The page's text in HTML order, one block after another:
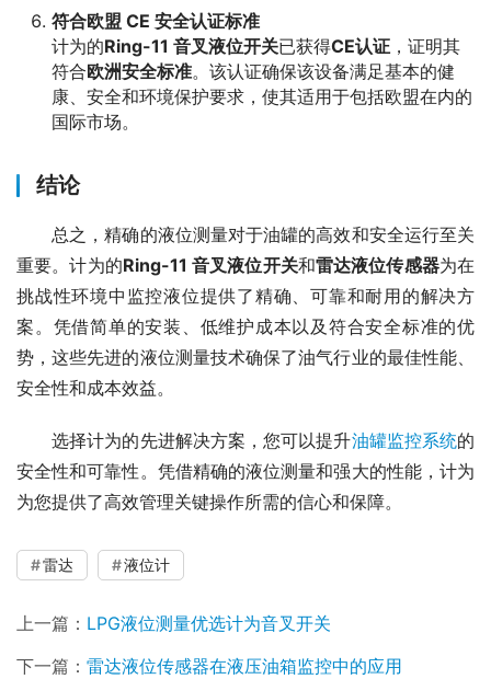
符合欧盟 CE 安全认证标准
计为的Ring-11 音叉液位开关已获得CE认证 ，证明其
符合欧洲安全标准。该认证确保该设备满足基本的健
康、安全和环境保护要求，使其适用于包括欧盟在内的
国际市场。
结论
总之，精确的液位测量对于油罐的高效和安全运行至关
重要。计为的Ring-11 音叉液位开关和雷达液位传感器为在
挑战性环境中监控液位提供了精确、可靠和耐用的解决方
案。凭借简单的安装、低维护成本以及符合安全标准的优
势，这些先进的液位测量技术确保了油气行业的最佳性能、
安全性和成本效益。
选择计为的先进解决方案，您可以提升油罐监控系统的
安全性和可靠性。凭借精确的液位测量和强大的性能，计为
为您提供了高效管理关键操作所需的信心和保障。
雷达 液位计
上一篇： LPG液位测量优选计为音叉开关
下一篇： 雷达液位传感器在液压油箱监控中的应用